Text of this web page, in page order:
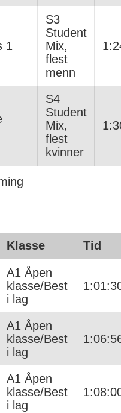
1
S3
Student
Mix,
flest
menn
S4
Student
Mix,
flest
kvinner
Klasse Tid
A1 Åpen
klasse/Best
i lag
A1 Åpen
klasse/Best
i lag
A1 Åpen
klasse/Best
i lag